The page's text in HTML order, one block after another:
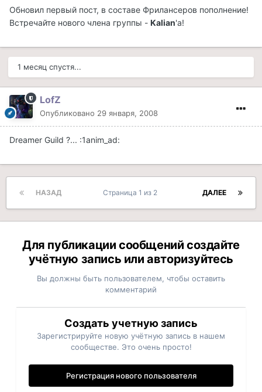
Обновил первый пост, в составе Фрилансеров пополнение!
Встречайте нового члена группы - Kalian'a!
1 месяц спустя...
LofZ
Опубликовано 29 января, 2008
Dreamer Guild ?... :1anim_ad:
НАЗАД ДАЛЕЕ
Страница 1 из 2
Для публикации сообщений создайте
учётную запись или авторизуйтесь
Вы должны быть пользователем, чтобы оставить
комментарий
Создать учетную запись
Зарегистрируйте новую учётную запись в нашем
сообществе. Это очень просто!
Регистрация нового пользователя